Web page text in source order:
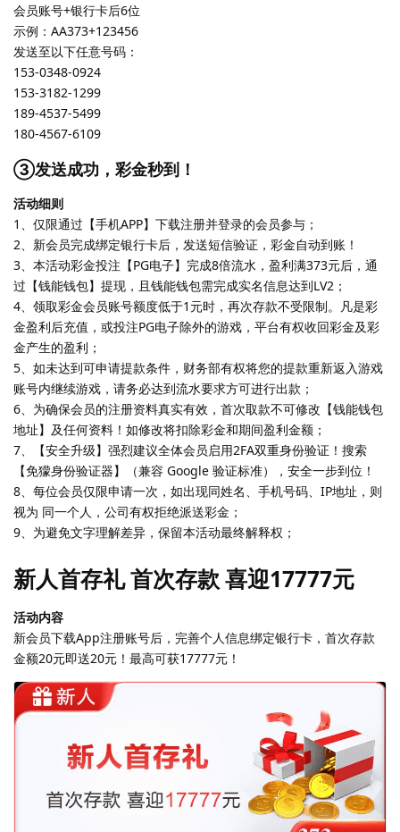
会员账号+银行卡后6位
示例：AA373+123456
发送至以下任意号码：
153-0348-0924
153-3182-1299
189-4537-5499
180-4567-6109
③发送成功，彩金秒到！
活动细则
1、仅限通过【手机APP】下载注册并登录的会员参与；
2、新会员完成绑定银行卡后，发送短信验证，彩金自动到账！
3、本活动彩金投注【PG电子】完成8倍流水，盈利满373元后，通
过【钱能钱包】提现，且钱能钱包需完成实名信息达到LV2；
4、领取彩金会员账号额度低于1元时，再次存款不受限制。凡是彩
金盈利后充值，或投注PG电子除外的游戏，平台有权收回彩金及彩
金产生的盈利；
5、如未达到可申请提款条件，财务部有权将您的提款重新返入游戏
账号内继续游戏，请务必达到流水要求方可进行出款；
6、为确保会员的注册资料真实有效，首次取款不可修改【钱能钱包
地址】及任何资料！如修改将扣除彩金和期间盈利金额；
7、【安全升级】强烈建议全体会员启用2FA双重身份验证！搜索
【免獴身份验证器】（兼容 Google 验证标准），安全一步到位！
8、每位会员仅限申请一次，如出现同姓名、手机号码、IP地址，则
视为 同一个人，公司有权拒绝派送彩金；
9、为避免文字理解差异，保留本活动最终解释权；
新人首存礼 首次存款 喜迎17777元
活动内容
新会员下载App注册账号后，完善个人信息绑定银行卡，首次存款
金额20元即送20元！最高可获17777元！